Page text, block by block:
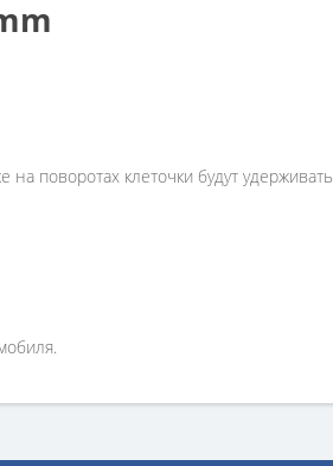
поворотах клеточки будут удерживать